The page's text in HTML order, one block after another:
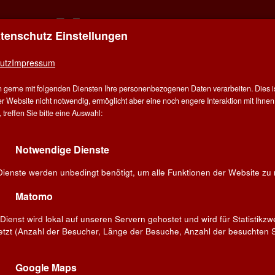
Quinta
Cantina Bertiolo »Villa
Einstellungen
Impressum
gerne mit folgenden Diensten Ihre personenbezogenen Daten verarbeiten. Dies
Website nicht notwendig, ermöglicht aber eine noch engere Interaktion mit
treffen Sie bitte eine Auswahl:
Notwendige Dienste
werden unbedingt benötigt, um alle Funktionen der Website zu
Matomo
wird lokal auf unseren Servern gehostet und wird für
(Anzahl der Besucher, Länge der Besuche, Anzahl der besuchten
Google Maps